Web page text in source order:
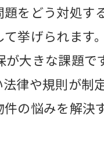
をどう対処す
挙げられます
大きな課題で
律や規則が制
の悩みを解決